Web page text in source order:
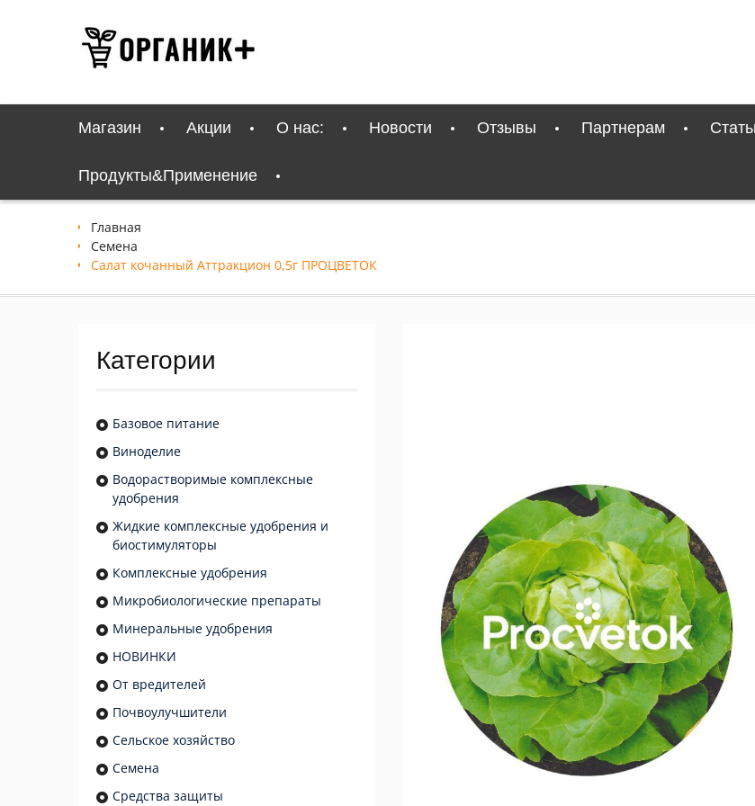
содержимому
Магазин Акции О нас: Новости Отзывы Партнерам
Продукты&Применение
Главная
Семена
Салат кочанный Аттракцион 0,5г ПРОЦВЕТОК
Категории
Базовое питание
Виноделие
Водорастворимые комплексные
удобрения
Жидкие комплексные удобрения и
биостимуляторы
Комплексные удобрения
Микробиологические препараты
Минеральные удобрения
НОВИНКИ
От вредителей
Почвоулучшители
Сельское хозяйство
Семена
Средства защиты